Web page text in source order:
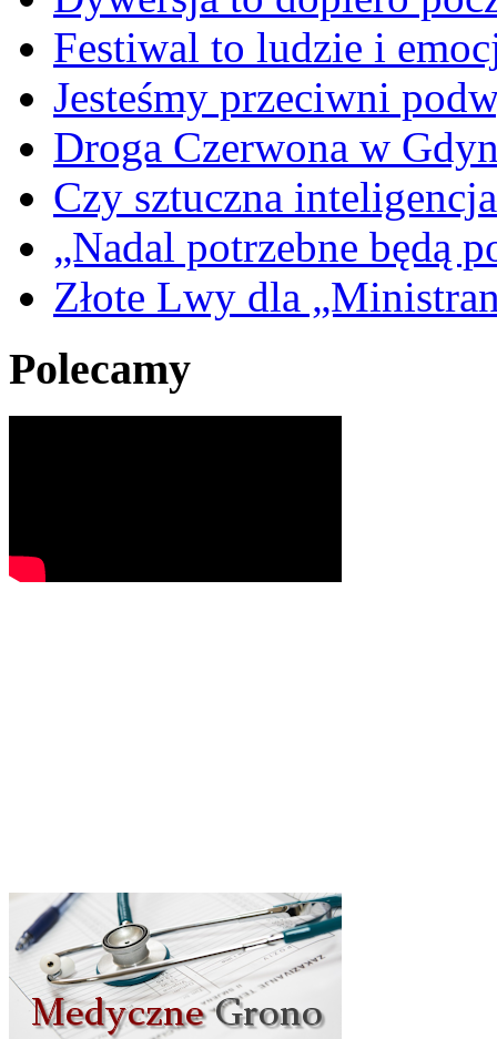
Festiwal to ludzie i
Jesteśmy przeciwni
Droga Czerwona w
Czy sztuczna
„Nadal potrzebne będą
Złote Lwy dla
Polecamy